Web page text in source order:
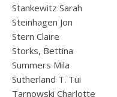
Stankewitz Sarah
Steinhagen Jon
Stern Claire
Storks, Bettina
Summers Mila
Sutherland T. Tui
Tarnowski Charlotte